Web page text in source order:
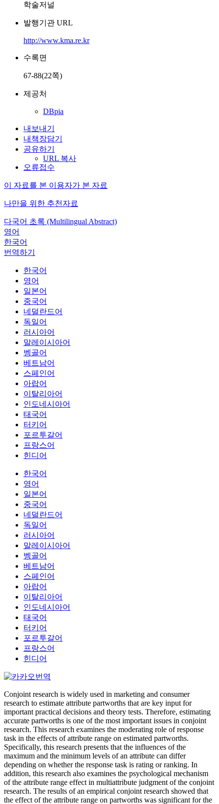
학술저널
발행기관 URL
http://www.kma.re.kr
수록면
67-88(22쪽)
제공처
DBpia
내보내기
내책장담기
공유하기
URL 복사
오류접수
이 자료를 본 이용자가 본 자료
나만을 위한 추천자료
다국어 초록 (Multilingual Abstract)
영어
한국어
번역하기
한국어
영어
일본어
중국어
네덜란드어
독일어
러시아어
말레이시아어
벵골어
베트남어
스페인어
아랍어
이탈리아어
인도네시아어
태국어
터키어
포르투갈어
프랑스어
힌디어
한국어
영어
일본어
중국어
네덜란드어
독일어
러시아어
말레이시아어
벵골어
베트남어
스페인어
아랍어
이탈리아어
인도네시아어
태국어
터키어
포르투갈어
프랑스어
힌디어
Conjoint research is widely used in marketing and consumer
research to estimate attribute partworths that are key input for
important practical decisions and theory tests. Therefore, estimating
accurate partworths is one of the most important issues in conjoint
research. This research examines the moderating role of response
task in the effects of attribute range on estimated partworths.
Specifically, this research presents that the influences of the
maximum and the minimum levels of an attribute can differ
depending on whether the response task is rating or ranking. In
addition, this research also examines the psychological mechanism
of the attribute range effect in multiattribute judgment of the conjoint
research. The results of an empirical conjoint research showed that
the effect of the attribute range on partworths was significant for the